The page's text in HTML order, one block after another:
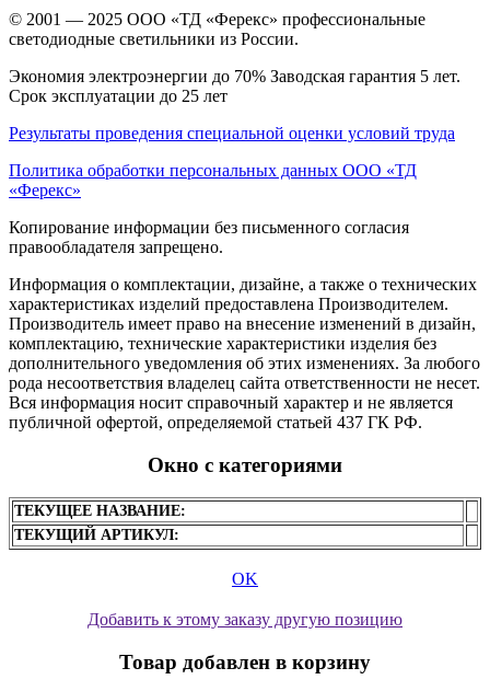
© 2001 — 2025 ООО «ТД «Ферекс» профессиональные
светодиодные светильники из России.
Экономия электроэнергии до 70% Заводская гарантия 5 лет.
Срок эксплуатации до 25 лет
Результаты проведения специальной оценки условий труда
Политика обработки персональных данных ООО «ТД
«Ферекс»
Копирование информации без письменного согласия
правообладателя запрещено.
Информация о комплектации, дизайне, а также о технических
характеристиках изделий предоставлена Производителем.
Производитель имеет право на внесение изменений в дизайн,
комплектацию, технические характеристики изделия без
дополнительного уведомления об этих изменениях. За любого
рода несоответствия владелец сайта ответственности не несет.
Вся информация носит справочный характер и не является
публичной офертой, определяемой статьей 437 ГК РФ.
Окно с категориями
ТЕКУЩЕЕ НАЗВАНИЕ:
ТЕКУЩИЙ АРТИКУЛ:
OK
Добавить к этому заказу другую позицию
Товар добавлен в корзину